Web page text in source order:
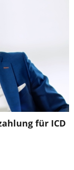
für ICD